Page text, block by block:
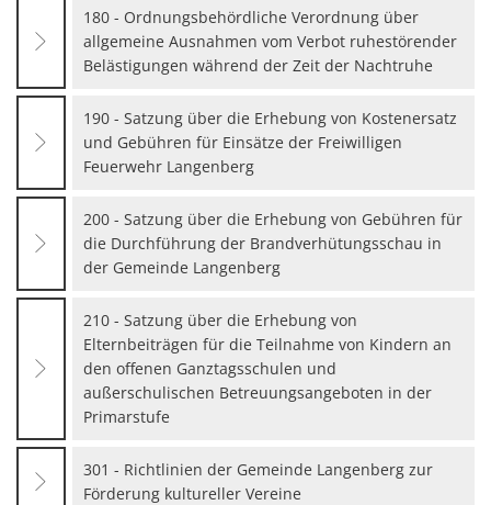
180 - Ordnungsbehördliche Verordnung über
allgemeine Ausnahmen vom Verbot ruhestörender
Belästigungen während der Zeit der Nachtruhe
190 - Satzung über die Erhebung von Kostenersatz
und Gebühren für Einsätze der Freiwilligen
Feuerwehr Langenberg
200 - Satzung über die Erhebung von Gebühren für
die Durchführung der Brandverhütungsschau in
der Gemeinde Langenberg
210 - Satzung über die Erhebung von
Elternbeiträgen für die Teilnahme von Kindern an
den offenen Ganztagsschulen und
außerschulischen Betreuungsangeboten in der
Primarstufe
301 - Richtlinien der Gemeinde Langenberg zur
Förderung kultureller Vereine